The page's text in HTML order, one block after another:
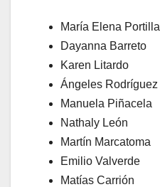
María Elena Portilla
Dayanna Barreto
Karen Litardo
Ángeles Rodríguez
Manuela Piñacela
Nathaly León
Martín Marcatoma
Emilio Valverde
Matías Carrión